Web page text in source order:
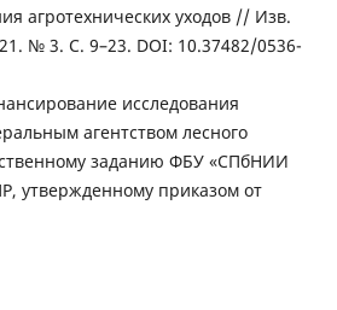
агротехнических уходов // Изв.
№ 3. С. 9–23. DOI: 10.37482/0536-
исследования
агентством лесного
заданию ФБУ «СПбНИИ
утвержденному приказом от